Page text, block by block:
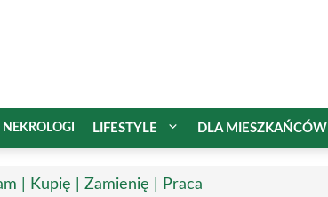
NEKROLOGI LIFESTYLE DLA MIESZKAŃCÓW
| Kupię | Zamienię | Praca